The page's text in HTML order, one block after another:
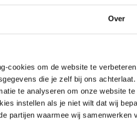
Over
cookies om de website te
die je zelf bij ons
te analyseren om onze website te
instellen als je niet wilt dat wij
partijen waarmee wij samenwerken
fin 1D(Duplex
Stuks gewicht in